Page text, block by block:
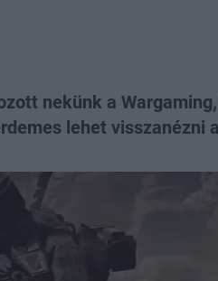
nekünk a
lehet visszanézni